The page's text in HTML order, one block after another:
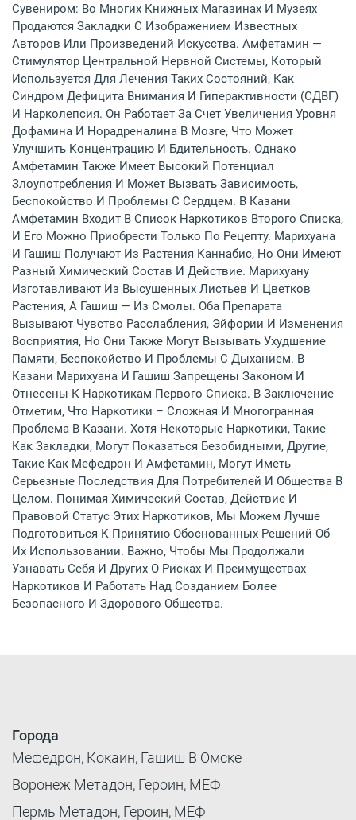
Сувениром: Во Многих Книжных Магазинах И Музеях
Продаются Закладки С Изображением Известных
Авторов Или Произведений Искусства. Амфетамин —
Стимулятор Центральной Нервной Системы, Который
Используется Для Лечения Таких Состояний, Как
Синдром Дефицита Внимания И Гиперактивности (СДВГ)
И Нарколепсия. Он Работает За Счет Увеличения Уровня
Дофамина И Норадреналина В Мозге, Что Может
Улучшить Концентрацию И Бдительность. Однако
Амфетамин Также Имеет Высокий Потенциал
Злоупотребления И Может Вызвать Зависимость,
Беспокойство И Проблемы С Сердцем. В Казани
Амфетамин Входит В Список Наркотиков Второго Списка,
И Его Можно Приобрести Только По Рецепту. Марихуана
И Гашиш Получают Из Растения Каннабис, Но Они Имеют
Разный Химический Состав И Действие. Марихуану
Изготавливают Из Высушенных Листьев И Цветков
Растения, А Гашиш — Из Смолы. Оба Препарата
Вызывают Чувство Расслабления, Эйфории И Изменения
Восприятия, Но Они Также Могут Вызывать Ухудшение
Памяти, Беспокойство И Проблемы С Дыханием. В
Казани Марихуана И Гашиш Запрещены Законом И
Отнесены К Наркотикам Первого Списка. В Заключение
Отметим, Что Наркотики – Сложная И Многогранная
Проблема В Казани. Хотя Некоторые Наркотики, Такие
Как Закладки, Могут Показаться Безобидными, Другие,
Такие Как Мефедрон И Амфетамин, Могут Иметь
Серьезные Последствия Для Потребителей И Общества В
Целом. Понимая Химический Состав, Действие И
Правовой Статус Этих Наркотиков, Мы Можем Лучше
Подготовиться К Принятию Обоснованных Решений Об
Их Использовании. Важно, Чтобы Мы Продолжали
Узнавать Себя И Других О Рисках И Преимуществах
Наркотиков И Работать Над Созданием Более
Безопасного И Здорового Общества.
Города
Мефедрон, Кокаин, Гашиш В Омске
Воронеж Метадон, Героин, МЕФ
Пермь Метадон, Героин, МЕФ